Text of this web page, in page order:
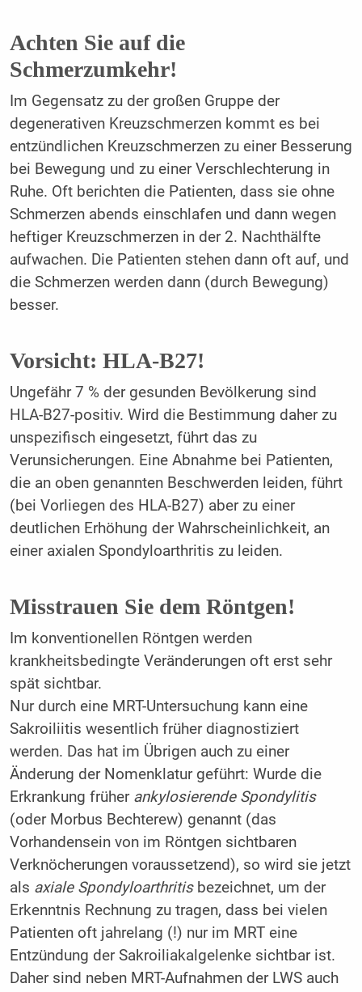
Achten Sie auf die
Schmerzumkehr!
Im Gegensatz zu der großen Gruppe der
degenerativen Kreuzschmerzen kommt es bei
entzündlichen Kreuzschmerzen zu einer Besserung
bei Bewegung und zu einer Verschlechterung in
Ruhe. Oft berichten die Patienten, dass sie ohne
Schmerzen abends einschlafen und dann wegen
heftiger Kreuzschmerzen in der 2. Nachthälfte
aufwachen. Die Patienten stehen dann oft auf, und
die Schmerzen werden dann (durch Bewegung)
besser.
Vorsicht: HLA-B27!
Ungefähr 7 % der gesunden Bevölkerung sind
HLA-B27-positiv. Wird die Bestimmung daher zu
unspezifisch eingesetzt, führt das zu
Verunsicherungen. Eine Abnahme bei Patienten,
die an oben genannten Beschwerden leiden, führt
(bei Vorliegen des HLA-B27) aber zu einer
deutlichen Erhöhung der Wahrscheinlichkeit, an
einer axialen Spondyloarthritis zu leiden.
Misstrauen Sie dem Röntgen!
Im konventionellen Röntgen werden
krankheitsbedingte Veränderungen oft erst sehr
spät sichtbar.
Nur durch eine MRT-Untersuchung kann eine
Sakroiliitis wesentlich früher diagnostiziert
werden. Das hat im Übrigen auch zu einer
Änderung der Nomenklatur geführt: Wurde die
Erkrankung früher ankylosierende Spondylitis
(oder Morbus Bechterew) genannt (das
Vorhandensein von im Röntgen sichtbaren
Verknöcherungen voraussetzend), so wird sie jetzt
als axiale Spondyloarthritisbezeichnet, um der
Erkenntnis Rechnung zu tragen, dass bei vielen
Patienten oft jahrelang (!) nur im MRT eine
Entzündung der Sakroiliakalgelenke sichtbar ist.
Daher sind neben MRT-Aufnahmen der LWS auch